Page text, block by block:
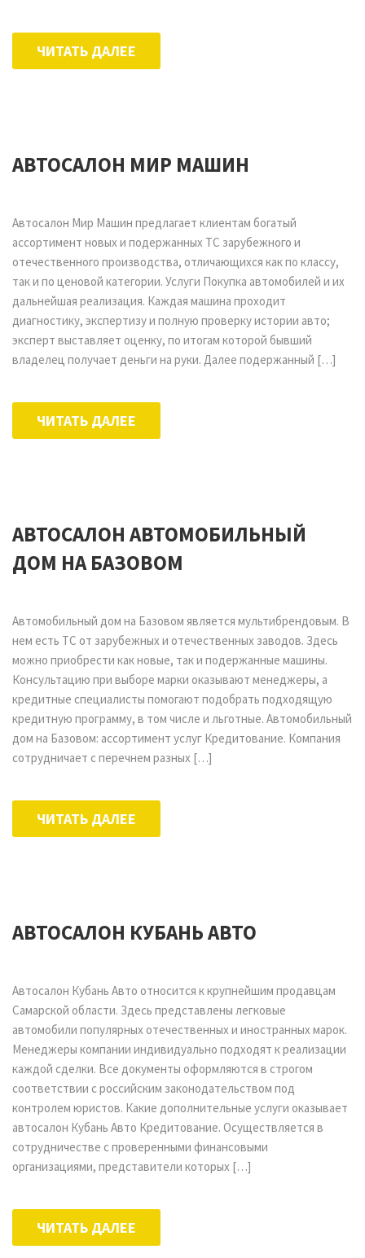
ЧИТАТЬ ДАЛЕЕ
АВТОСАЛОН МИР МАШИН
Автосалон Мир Машин предлагает клиентам богатый
ассортимент новых и подержанных ТС зарубежного и
отечественного производства, отличающихся как по классу,
так и по ценовой категории. Услуги Покупка автомобилей и их
дальнейшая реализация. Каждая машина проходит
диагностику, экспертизу и полную проверку истории авто;
эксперт выставляет оценку, по итогам которой бывший
владелец получает деньги на руки. Далее подержанный […]
ЧИТАТЬ ДАЛЕЕ
АВТОСАЛОН АВТОМОБИЛЬНЫЙ
ДОМ НА БАЗОВОМ
Автомобильный дом на Базовом является мультибрендовым. В
нем есть ТС от зарубежных и отечественных заводов. Здесь
можно приобрести как новые, так и подержанные машины.
Консультацию при выборе марки оказывают менеджеры, а
кредитные специалисты помогают подобрать подходящую
кредитную программу, в том числе и льготные. Автомобильный
дом на Базовом: ассортимент услуг Кредитование. Компания
сотрудничает с перечнем разных […]
ЧИТАТЬ ДАЛЕЕ
АВТОСАЛОН КУБАНЬ АВТО
Автосалон Кубань Авто относится к крупнейшим продавцам
Самарской области. Здесь представлены легковые
автомобили популярных отечественных и иностранных марок.
Менеджеры компании индивидуально подходят к реализации
каждой сделки. Все документы оформляются в строгом
соответствии с российским законодательством под
контролем юристов. Какие дополнительные услуги оказывает
автосалон Кубань Авто Кредитование. Осуществляется в
сотрудничестве с проверенными финансовыми
организациями, представители которых […]
ЧИТАТЬ ДАЛЕЕ